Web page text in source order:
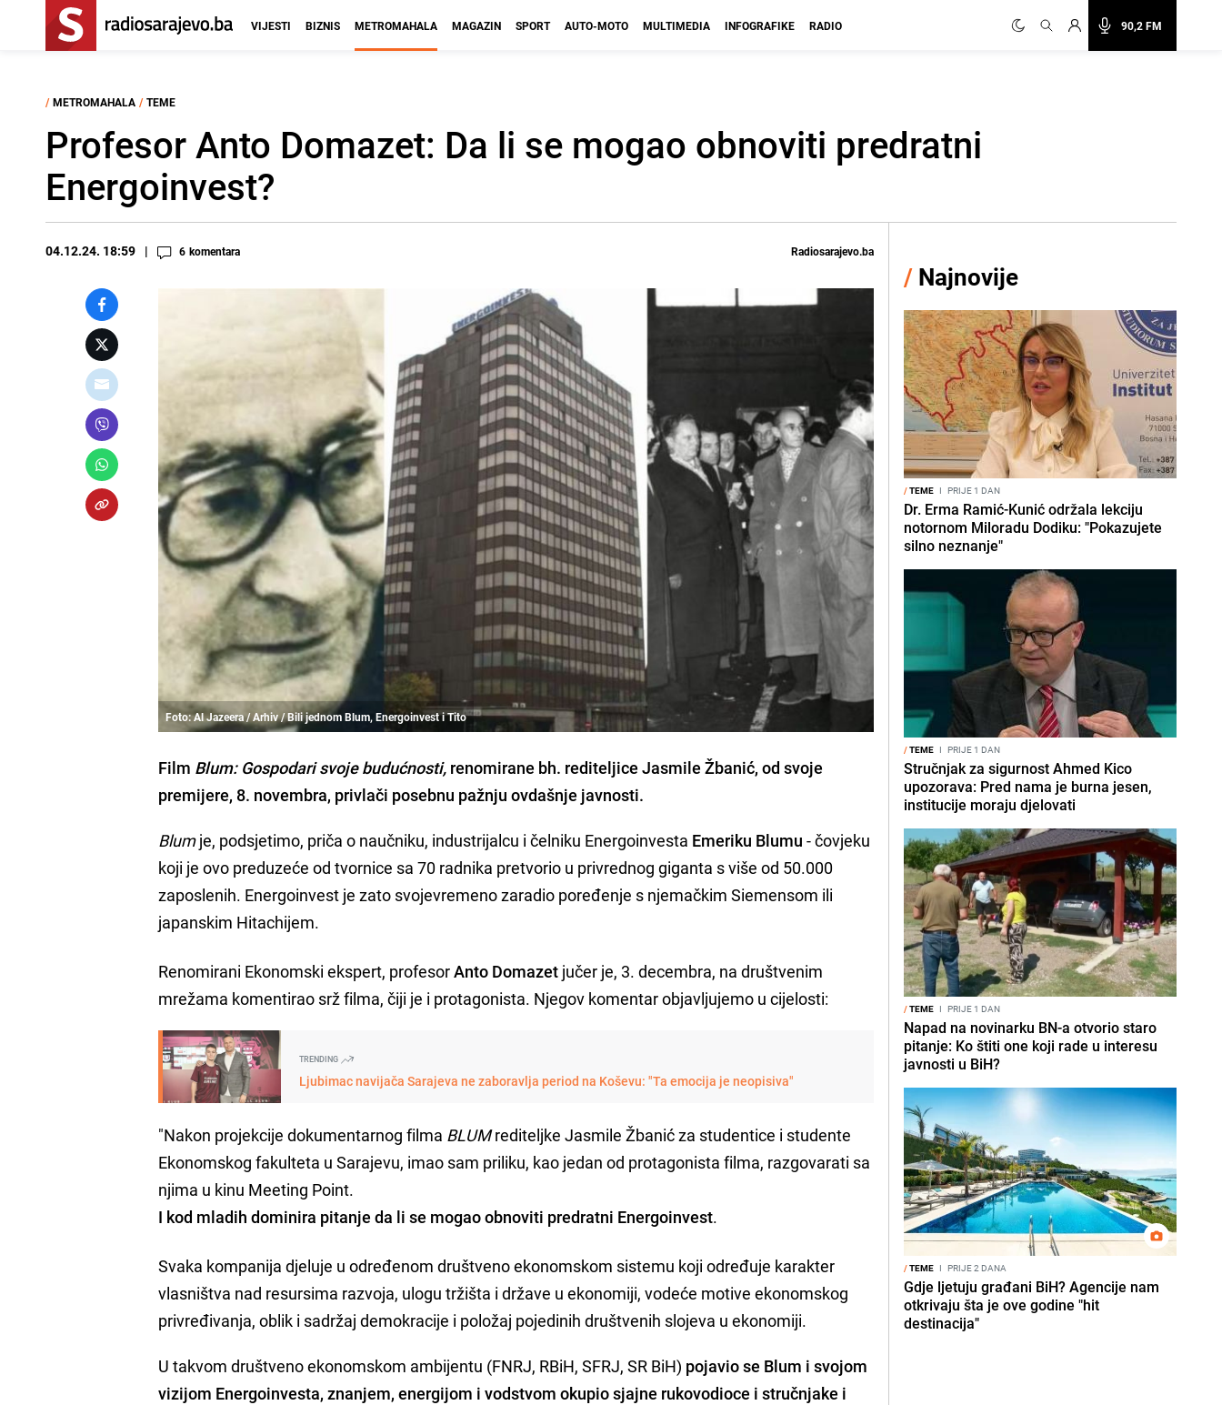
90,2 FM
VIJESTI BIZNIS METROMAHALA MAGAZIN SPORT AUTO-MOTO MULTIMEDIA INFOGRAFIKE RADIO
/ METROMAHALA / TEME
Profesor Anto Domazet: Da li se mogao obnoviti predratni
Energoinvest?
04.12.24. 18:59 6 komentara Radiosarajevo.ba
Foto: Al Jazeera / Arhiv / Bili jednom Blum, Energoinvest i Tito
Film Blum: Gospodari svoje budućnosti, renomirane bh. rediteljice Jasmile Žbanić, od svoje
premijere, 8. novembra, privlači posebnu pažnju ovdašnje javnosti.
Blumje, podsjetimo, priča o naučniku, industrijalcu i čelniku Energoinvesta Emeriku Blumu - čovjeku
koji je ovo preduzeće od tvornice sa 70 radnika pretvorio u privrednog giganta s više od 50.000
zaposlenih. Energoinvest je zato svojevremeno zaradio poređenje s njemačkim Siemensom ili
japanskim Hitachijem.
Renomirani Ekonomski ekspert, profesorAnto Domazet jučer je, 3. decembra, na društvenim
mrežama komentirao srž filma, čiji je i protagonista. Njegov komentar objavljujemo u cijelosti:
TRENDING
Ljubimac navijača Sarajeva ne zaboravlja period na Koševu: "Ta emocija je neopisiva"
"Nakon projekcije dokumentarnog filma BLUMrediteljke Jasmile Žbanić za studentice i studente
Ekonomskog fakulteta u Sarajevu, imao sam priliku, kao jedan od protagonista filma, razgovarati sa
njima u kinu Meeting Point.
I kod mladih dominira pitanje da li se mogao obnoviti predratni Energoinvest.
Svaka kompanija djeluje u određenom društveno ekonomskom sistemu koji određuje karakter
vlasništva nad resursima razvoja, ulogu tržišta i države u ekonomiji, vodeće motive ekonomskog
privređivanja, oblik i sadržaj demokracije i položaj pojedinih društvenih slojeva u ekonomiji.
U takvom društveno ekonomskom ambijentu (FNRJ, RBiH, SFRJ, SR BiH) pojavio se Blum i svojom
vizijom Energoinvesta, znanjem, energijom i vodstvom okupio sjajne rukovodioce i stručnjake i
/ Najnovije
/TEME I PRIJE 1 DAN
Dr. Erma Ramić-Kunić održala lekciju
notornom Miloradu Dodiku: "Pokazujete
silno neznanje"
/TEME I PRIJE 1 DAN
Stručnjak za sigurnost Ahmed Kico
upozorava: Pred nama je burna jesen,
institucije moraju djelovati
/TEME I PRIJE 1 DAN
Napad na novinarku BN-a otvorio staro
pitanje: Ko štiti one koji rade u interesu
javnosti u BiH?
/TEME I PRIJE 2 DANA
Gdje ljetuju građani BiH? Agencije nam
otkrivaju šta je ove godine "hit
destinacija"